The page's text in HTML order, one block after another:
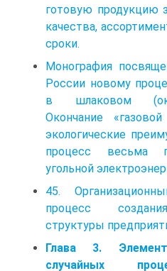
готовую продукцию
качества,
сроки.
Монография
России новому
в шлаковом
Окончание
эколо­гические
процесс весьма
угольной
45.
процесс
структуры
Глава 3.
случайных